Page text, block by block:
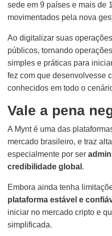
sede em 9 países e mais de
movimentados pela nova
Ao digitalizar suas
públicos, tornando
simples e práticas para
fez com que desenvolvesse
conhecidos em todo o
Vale a pena
A Mynt é uma das
mercado brasileiro, e traz
especialmente por ser
credibilidade global .
Embora ainda tenha
plataforma estável e
iniciar no mercado cripto e
simplificada.